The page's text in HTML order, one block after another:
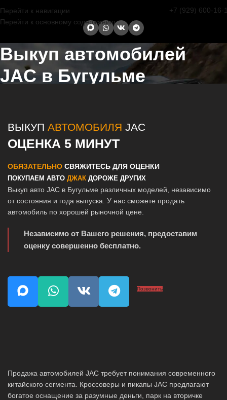
Перейти к навигации
Перейти к основному содержанию
+7 (929) 600-16-
Выкуп автомобилей
JAC в Бугульме
ВЫКУП АВТОМОБИЛЯ JAC
ОЦЕНКА 5 МИНУТ
ОБЯЗАТЕЛЬНО СВЯЖИТЕСЬ ДЛЯ ОЦЕНКИ
ПОКУПАЕМ АВТО ДЖАК ДОРОЖЕ ДРУГИХ
Выкуп авто JAC в Бугульме различных моделей, независимо
от состояния и года выпуска. У нас сможете продать
автомобиль по хорошей рыночной цене.
Независимо от Вашего решения, предоставим
оценку совершенно бесплатно.
Позвонить
Продажа автомобилей JAC требует понимания современного
китайского сегмента. Кроссоверы и пикапы JAC предлагают
богатое оснащение за разумные деньги, парк на вторичке